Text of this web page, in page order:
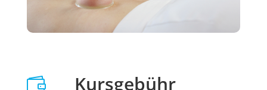
 Kursgebühr